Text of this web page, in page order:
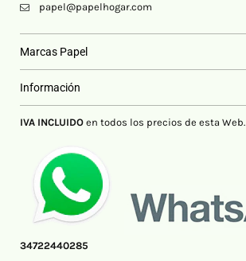
papel@papelhogar.com
Marcas Papel
Información
IVA INCLUIDO en todos los precios de esta Web.
34722440285